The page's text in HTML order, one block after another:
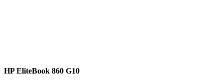
HP EliteBook 860 G10